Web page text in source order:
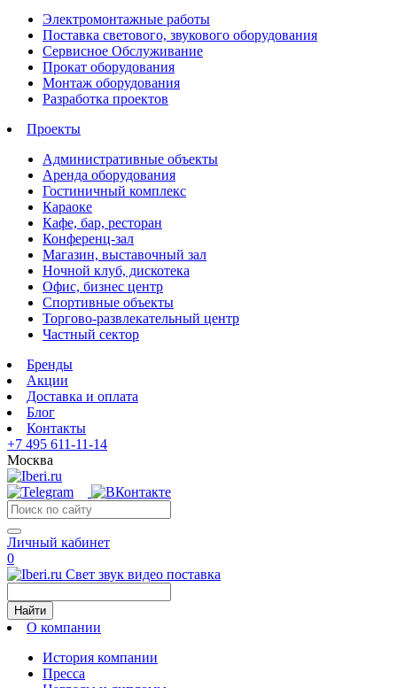
Электромонтажные работы
Поставка светового, звукового оборудования
Сервисное Обслуживание
Прокат оборудования
Монтаж оборудования
Разработка проектов
Проекты
Административные объекты
Аренда оборудования
Гостиничный комплекс
Караоке
Кафе, бар, ресторан
Конференц-зал
Магазин, выставочный зал
Ночной клуб, дискотека
Офис, бизнес центр
Спортивные объекты
Торгово-развлекательный центр
Частный сектор
Бренды
Акции
Доставка и оплата
Блог
Контакты
+7 495 611-11-14
Москва
Личный кабинет
0
Свет звук видео поставка
Найти
О компании
История компании
Пресса